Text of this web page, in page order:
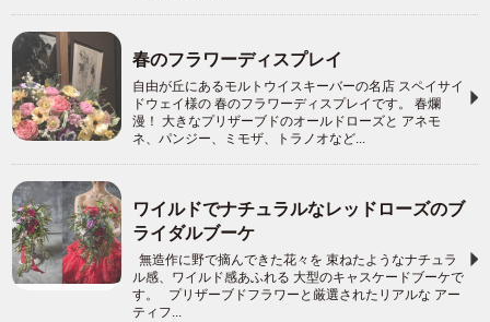
春のフラワーディスプレイ
自由が丘にあるモルトウイスキーバーの名店 スペイサイ
ドウェイ様の 春のフラワーディスプレイです。 春爛
漫！ 大きなプリザーブドのオールドローズと アネモ
ネ、パンジー、ミモザ、トラノオなど...
ワイルドでナチュラルなレッドローズのブ
ライダルブーケ
無造作に野で摘んできた花々を 束ねたようなナチュラ
ル感、ワイルド感あふれる 大型のキャスケードブーケで
す。 プリザーブドフラワーと厳選されたリアルな アー
ティフ...